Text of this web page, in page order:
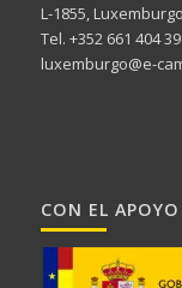
L-1855, Luxemburgo
Tel. +352 661 404
luxemburgo@e-
CON EL